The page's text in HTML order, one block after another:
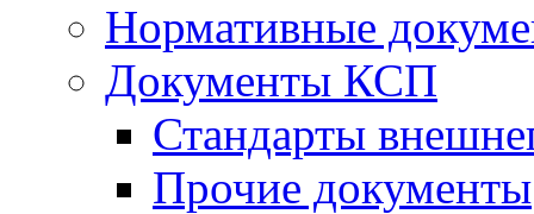
Нормативные
Документы КСП
Стандарты
Прочие документы